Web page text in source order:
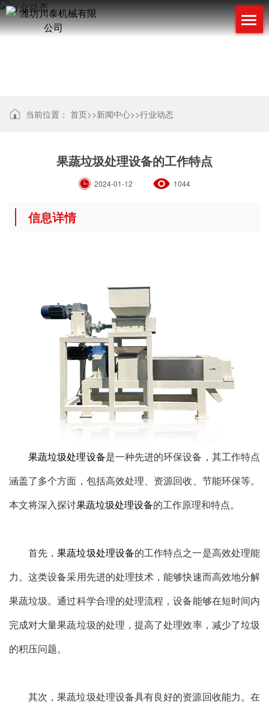
当前位置： 首页>>新闻中心>>行业动态
果蔬垃圾处理设备的工作特点
2024-01-12 1044
信息详情
果蔬垃圾处理设备是一种先进的环保设备，其工作特点
涵盖了多个方面，包括高效处理、资源回收、节能环保等。
本文将深入探讨果蔬垃圾处理设备的工作原理和特点。
首先，果蔬垃圾处理设备的工作特点之一是高效处理能
力。这类设备采用先进的处理技术，能够快速而高效地分解
果蔬垃圾。通过科学合理的处理流程，设备能够在短时间内
完成对大量果蔬垃圾的处理，提高了处理效率，减少了垃圾
的积压问题。
其次，果蔬垃圾处理设备具有良好的资源回收能力。在